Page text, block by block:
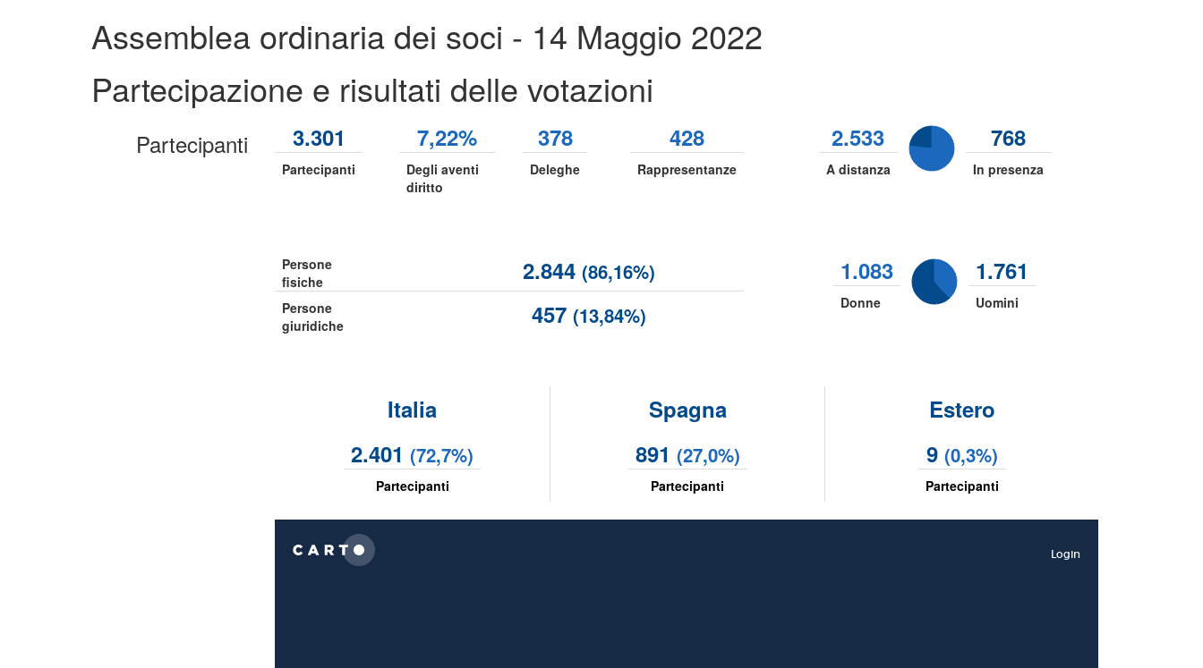
Assemblea ordinaria dei soci - 14 Maggio 2022
Partecipazione e risultati delle votazioni
Partecipanti 3.301
Partecipanti
7,22%
Degli aventi
diritto
378
Deleghe
428
Rappresentanze
2.533 768
A distanza In presenza
Persone
fisiche
2.844 (86,16%)
Persone
giuridiche
457 (13,84%)
1.083 1.761
Donne Uomini
Italia Spagna
Estero
2.401 (72,7%)
Partecipanti
891 (27,0%)
Partecipanti
9 (0,3%)
Partecipanti